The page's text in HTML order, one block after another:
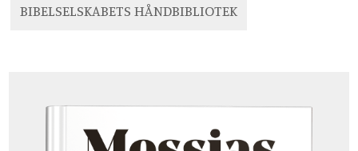
BIBELSELSKABETS HÅNDBIBLIOTEK